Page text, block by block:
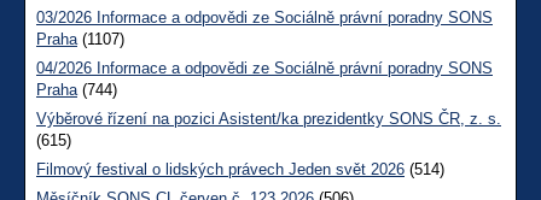
03/2026 Informace a odpovědi ze Sociálně právní poradny SONS
Praha(1107)
04/2026 Informace a odpovědi ze Sociálně právní poradny SONS
Praha(744)
Výběrové řízení na pozici Asistent/ka prezidentky SONS ČR, z. s.
(615)
Filmový festival o lidských právech Jeden svět 2026 (514)